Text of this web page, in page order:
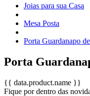
Joias para sua Casa
Mesa Posta
Porta Guardanapo
Porta
{{ data.product.name }}
Fique por dentro das